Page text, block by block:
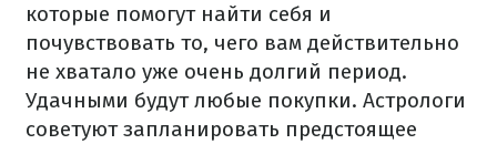
которые помогут найти себя и
почувствовать то, чего вам действительно
не хватало уже очень долгий период.
Удачными будут любые покупки. Астрологи
советуют запланировать предстоящее